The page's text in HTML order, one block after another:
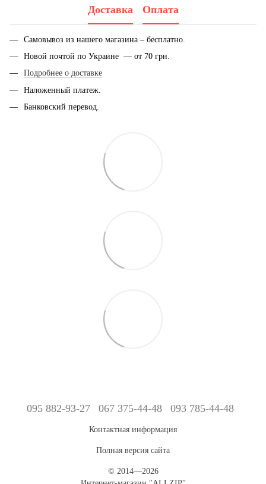
Доставка Оплата
Самовывоз из нашего магазина – бесплатно.
Новой почтой по Украине — от 70 грн.
Подробнее о доставке
Наложенный платеж.
Банковский перевод.
095 882-93-27 067 375-44-48 093 785-44-48
Контактная информация
Полная версия сайта
© 2014—2026